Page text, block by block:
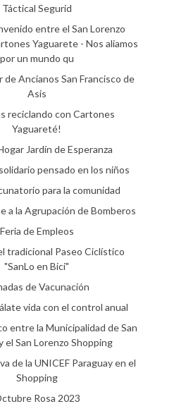
Táctical Segurid
entre el San Lorenzo
Yaguarete - Nos aliamos
por un mundo qu
de Ancianos San Francisco de
Asis
reciclando con Cartones
Yaguareté!
Jardín de Esperanza
pensado en los niños
para la comunidad
a la Agrupación de Bomberos
Feria de Empleos
tradicional Paseo Ciclístico
"SanLo en Bici"
de Vacunación
vida con el control anual
entre la Municipalidad de San
el San Lorenzo Shopping
de la UNICEF Paraguay en el
Shopping
Rosa 2023